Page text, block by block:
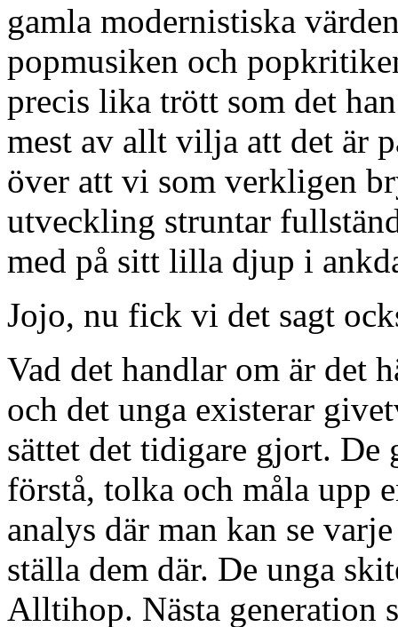
gamla modernistiska
popmusiken och
precis lika trött som det
mest av allt vilja att det är
över att vi som verkligen
utveckling struntar
med på sitt lilla djup i
Jojo, nu fick vi det sagt
Vad det handlar om är det
och det unga existerar
sättet det tidigare gjort.
förstå, tolka och måla upp
analys där man kan se
ställa dem där. De unga
Alltihop. Nästa generation